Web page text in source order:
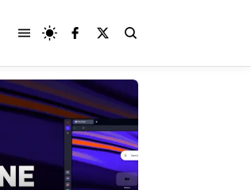
{{POSTS[3].LABEL}}
{{posts[3].title}}
{{POSTS[3].LABEL}}
{{posts[3].title}}